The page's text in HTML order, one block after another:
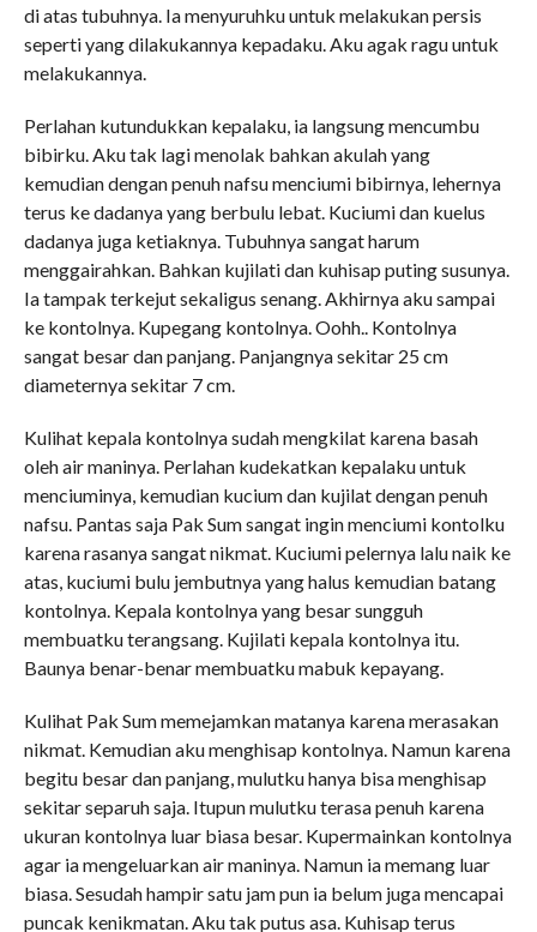
di atas tubuhnya. Ia menyuruhku untuk melakukan persis
seperti yang dilakukannya kepadaku. Aku agak ragu untuk
melakukannya.
Perlahan kutundukkan kepalaku, ia langsung mencumbu
bibirku. Aku tak lagi menolak bahkan akulah yang
kemudian dengan penuh nafsu menciumi bibirnya, lehernya
terus ke dadanya yang berbulu lebat. Kuciumi dan kuelus
dadanya juga ketiaknya. Tubuhnya sangat harum
menggairahkan. Bahkan kujilati dan kuhisap puting susunya.
Ia tampak terkejut sekaligus senang. Akhirnya aku sampai
ke kontolnya. Kupegang kontolnya. Oohh.. Kontolnya
sangat besar dan panjang. Panjangnya sekitar 25 cm
diameternya sekitar 7 cm.
Kulihat kepala kontolnya sudah mengkilat karena basah
oleh air maninya. Perlahan kudekatkan kepalaku untuk
menciuminya, kemudian kucium dan kujilat dengan penuh
nafsu. Pantas saja Pak Sum sangat ingin menciumi kontolku
karena rasanya sangat nikmat. Kuciumi pelernya lalu naik ke
atas, kuciumi bulu jembutnya yang halus kemudian batang
kontolnya. Kepala kontolnya yang besar sungguh
membuatku terangsang. Kujilati kepala kontolnya itu.
Baunya benar-benar membuatku mabuk kepayang.
Kulihat Pak Sum memejamkan matanya karena merasakan
nikmat. Kemudian aku menghisap kontolnya. Namun karena
begitu besar dan panjang, mulutku hanya bisa menghisap
sekitar separuh saja. Itupun mulutku terasa penuh karena
ukuran kontolnya luar biasa besar. Kupermainkan kontolnya
agar ia mengeluarkan air maninya. Namun ia memang luar
biasa. Sesudah hampir satu jam pun ia belum juga mencapai
puncak kenikmatan. Aku tak putus asa. Kuhisap terus